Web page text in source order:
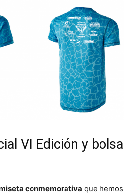
Butarque
VI Edición y bolsa
conmemorativa que hemos